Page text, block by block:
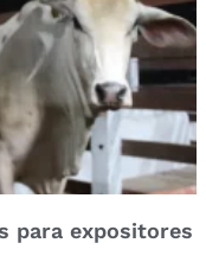
para expositores